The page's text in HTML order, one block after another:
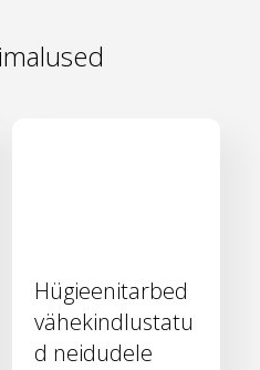
Hügieenitarbed
vähekindlustatu
d neidudele